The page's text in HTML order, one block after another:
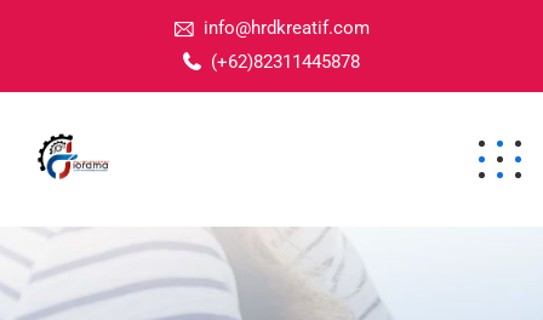
info@hrdkreatif.com
(+62)82311445878